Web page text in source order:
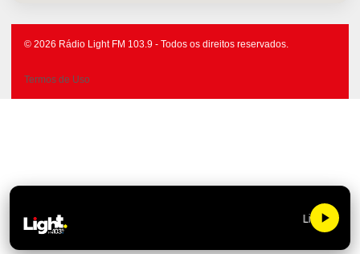
© 2026 Rádio Light FM 103.9 - Todos os direitos reservados.
Termos de Uso
Light FM